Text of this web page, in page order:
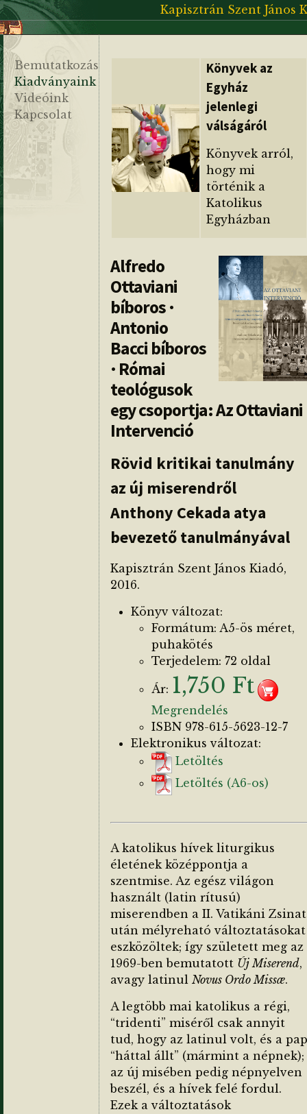
Kapisztrán Szent János
Bemutatkozás
Kiadványaink
Videóink
Kapcsolat
Könyvek az
Egyház
jelenlegi
válságáról
Könyvek arról,
hogy mi
történik a
Katolikus
Egyházban
Alfredo
Ottaviani
bíboros ·
Antonio
Bacci bíboros
· Római
teológusok
egy csoportja: Az Ottaviani
Intervenció
Rövid kritikai tanulmány
az új miserendről
Anthony Cekada atya
bevezető tanulmányával
Kapisztrán Szent János Kiadó,
2016.
Könyv változat:
Formátum: A5-ös méret,
puhakötés
Terjedelem: 72 oldal
Ár: 1,750 Ft
Megrendelés
ISBN 978-615-5623-12-7
Elektronikus változat:
Letöltés
Letöltés (A6-os)
A katolikus hívek liturgikus
életének középpontja a
szentmise. Az egész világon
használt (latin rítusú)
miserendben a II. Vatikáni Zsinat
után mélyreható változtatásokat
eszközöltek; így született meg az
1969-ben bemutatott Új Miserend,
avagy latinul Novus Ordo Missæ.
A legtöbb mai katolikus a régi,
“tridenti” miséről csak annyit
tud, hogy az latinul volt, és a pap
“háttal állt” (mármint a népnek);
az új misében pedig népnyelven
beszél, és a hívek felé fordul.
Ezek a változtatások